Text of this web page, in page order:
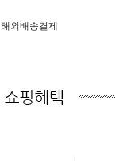
해외배송결제